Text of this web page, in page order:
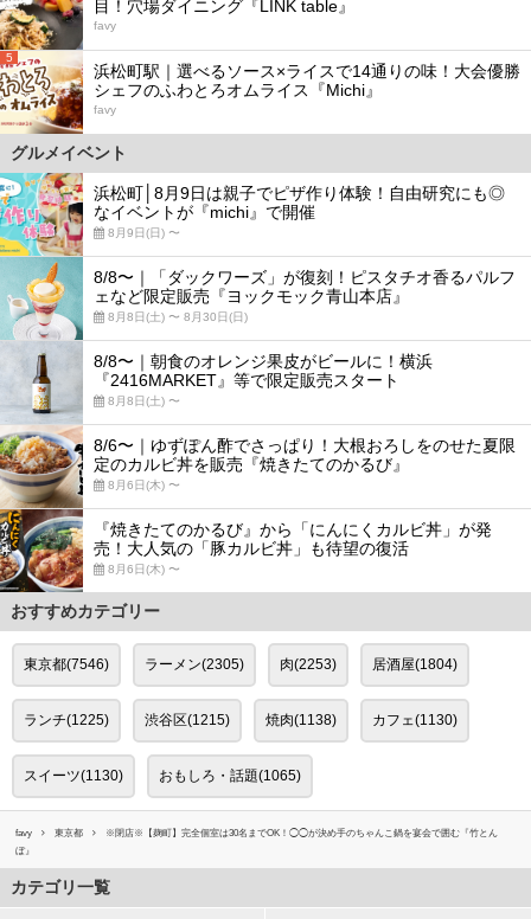
目！穴場ダイニング『LINK table』
favy
5
浜松町駅｜選べるソース×ライスで14通りの味！大会優勝
シェフのふわとろオムライス『Michi』
favy
グルメイベント
浜松町│8月9日は親子でピザ作り体験！自由研究にも◎
なイベントが『michi』で開催
8月9日(日) 〜
8/8〜｜「ダックワーズ」が復刻！ピスタチオ香るパルフ
ェなど限定販売『ヨックモック青山本店』
8月8日(土) 〜 8月30日(日)
8/8〜｜朝食のオレンジ果皮がビールに！横浜
『2416MARKET』等で限定販売スタート
8月8日(土) 〜
8/6〜｜ゆずぽん酢でさっぱり！大根おろしをのせた夏限
定のカルビ丼を販売『焼きたてのかるび』
8月6日(木) 〜
『焼きたてのかるび』から「にんにくカルビ丼」が発
売！大人気の「豚カルビ丼」も待望の復活
8月6日(木) 〜
おすすめカテゴリー
東京都(7546) ラーメン(2305) 肉(2253) 居酒屋(1804)
ランチ(1225) 渋谷区(1215) 焼肉(1138) カフェ(1130)
スイーツ(1130) おもしろ・話題(1065)
favy 東京都
※閉店※【麹町】完全個室は30名までOK！◯◯が決め手のちゃんこ鍋を宴会で囲む『竹とん
ぼ』
カテゴリ一覧